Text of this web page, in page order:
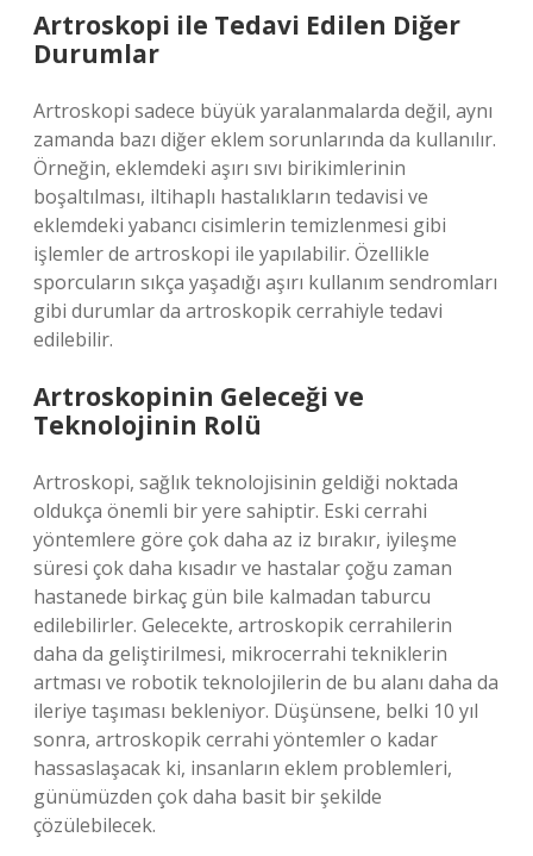
Artroskopi ile Tedavi Edilen Diğer
Durumlar
Artroskopi sadece büyük yaralanmalarda değil, aynı
zamanda bazı diğer eklem sorunlarında da kullanılır.
Örneğin, eklemdeki aşırı sıvı birikimlerinin
boşaltılması, iltihaplı hastalıkların tedavisi ve
eklemdeki yabancı cisimlerin temizlenmesi gibi
işlemler de artroskopi ile yapılabilir. Özellikle
sporcuların sıkça yaşadığı aşırı kullanım sendromları
gibi durumlar da artroskopik cerrahiyle tedavi
edilebilir.
Artroskopinin Geleceği ve
Teknolojinin Rolü
Artroskopi, sağlık teknolojisinin geldiği noktada
oldukça önemli bir yere sahiptir. Eski cerrahi
yöntemlere göre çok daha az iz bırakır, iyileşme
süresi çok daha kısadır ve hastalar çoğu zaman
hastanede birkaç gün bile kalmadan taburcu
edilebilirler. Gelecekte, artroskopik cerrahilerin
daha da geliştirilmesi, mikrocerrahi tekniklerin
artması ve robotik teknolojilerin de bu alanı daha da
ileriye taşıması bekleniyor. Düşünsene, belki 10 yıl
sonra, artroskopik cerrahi yöntemler o kadar
hassaslaşacak ki, insanların eklem problemleri,
günümüzden çok daha basit bir şekilde
çözülebilecek.